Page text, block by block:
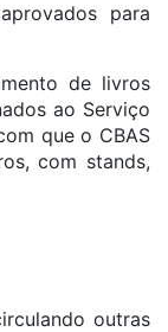
para
de livros
ao Serviço
que o CBAS
com stands,
outras